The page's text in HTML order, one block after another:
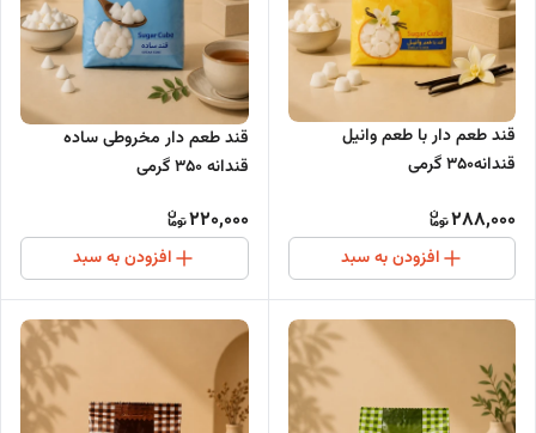
قند طعم دار با طعم وانیل
قندانه350 گرمی
288,000
افزودن به سبد
قند طعم دار مخروطی ساده
قندانه 350 گرمی
220,000
افزودن به سبد